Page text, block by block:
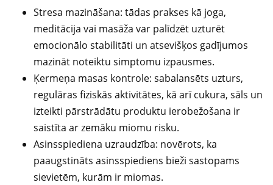
Stresa mazināšana: tādas prakses kā joga,
meditācija vai masāža var palīdzēt uzturēt
emocionālo stabilitāti un atsevišķos gadījumos
mazināt noteiktu simptomu izpausmes.
Ķermeņa masas kontrole: sabalansēts uzturs,
regulāras fiziskās aktivitātes, kā arī cukura, sāls un
izteikti pārstrādātu produktu ierobežošana ir
saistīta ar zemāku miomu risku.
Asinsspiediena uzraudzība: novērots, ka
paaugstināts asinsspiediens bieži sastopams
sievietēm, kurām ir miomas.